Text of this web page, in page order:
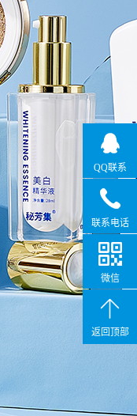
QQ联系
联系电话
微信
返回顶部